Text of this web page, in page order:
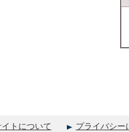
トについて プライバシー